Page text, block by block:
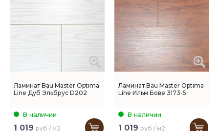
Ламинат Bau Master Optima
Line Дуб Эльбрус D202
В наличии
1 019 руб / м2
Ламинат Bau Master Optima
Line Ильм Бове 3173-5
В наличии
1 019 руб / м2